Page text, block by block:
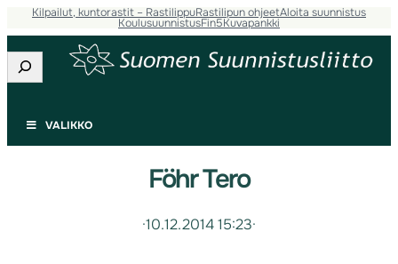
Kilpailut, kuntorastit – RastilippuRastilipun ohjeetAloita suunnistus
KoulusuunnistusFin5Kuvapankki
Etsi
VALIKKO
Föhr Tero
·10.12.2014 15:23·